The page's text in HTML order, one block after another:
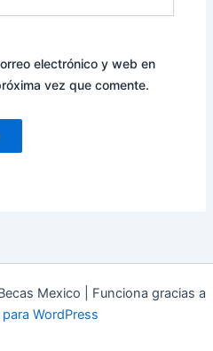
electrónico y web en
vez que comente.
Mexico | Funciona gracias a
WordPress